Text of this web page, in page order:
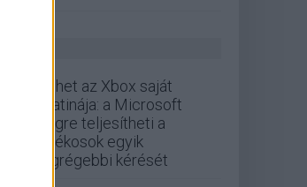
Jöhet az Xbox saját
Platinája: a Microsoft
végre teljesítheti a
játékosok egyik
legrégebbi kérését